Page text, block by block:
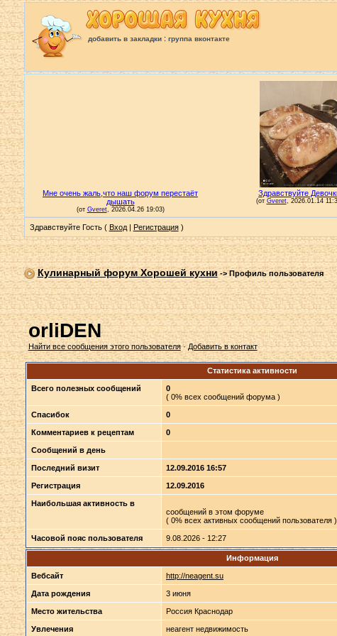
добавить в закладки: группа вконтакте
Здравствуйте Гость ( Вход| Регистрация)
Кулинарный форум Хорошей кухни->Профиль пользователя
orliDEN
Найти все сообщения этого пользователя·Добавить в контакт
Статистика активности
Всего полезных сообщений
0
( 0% всех сообщений форума )
Спасибок 0
Комментариев к рецептам 0
Сообщений в день
Последний визит 12.09.2016 16:57
Регистрация 12.09.2016
Наибольшая активность в
сообщений в этом форуме
( 0% всех активных сообщений пользователя )
Часовой пояс пользователя 9.08.2026 - 12:27
Информация
Вебсайт http://neagent.su
Дата рождения 3 июня
Место жительства Россия Краснодар
Увлечения неагент недвижимость